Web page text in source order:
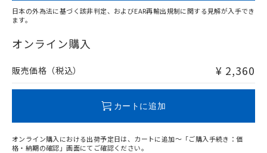
在庫等で未対応品が混在する可能性があります。
問い合わせください。
日本の外為法に基づく該非判定、およびEAR再輸出規制に関する見解が入手でき
ます。
オンライン購入
販売価格（税込） ¥ 2,360
カートに追加
オンライン購入における出荷予定日は、カートに追加～「ご購入手続き：価
格・納期の確認」画面にてご確認ください。